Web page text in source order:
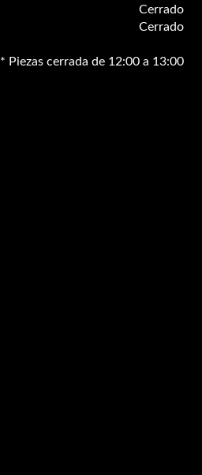
Cerrado
Cerrado
* Piezas cerrada de 12:00 a 13:00